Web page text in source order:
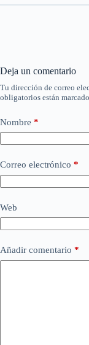
Deja un comentario
Tu dirección de correo
obligatorios están
Nombre *
Correo electrónico *
Web
Añadir comentario *